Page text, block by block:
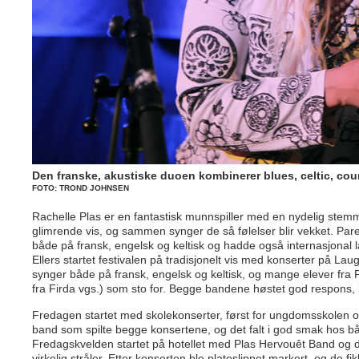
Den franske, akustiske duoen kombinerer blues, celtic,
FOTO: TROND JOHNSEN
Rachelle Plas er en fantastisk munnspiller med en nydelig
glimrende vis, og sammen synger de så følelser blir vekket.
både på fransk, engelsk og keltisk og hadde også
Ellers startet festivalen på tradisjonelt vis med konserter på
synger både på fransk, engelsk og keltisk, og mange elever
fra Firda vgs.) som sto for. Begge bandene høstet god
Fredagen startet med skolekonserter, først for ungdomsskolen
band som spilte begge konsertene, og det falt i god smak hos
Fredagskvelden startet på hotellet med Plas Hervouêt Band